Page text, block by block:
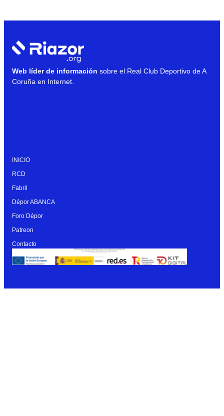
Web líder de información sobre el Real Club Deportivo de A
Coruña en Internet.
INICIO
RCD
Fabril
Dépor ABANCA
Foro Dépor
Patreon
Contacto